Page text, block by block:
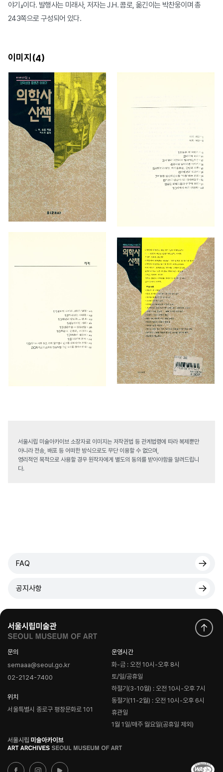
야기』이다. 발행사는 미래사, 저자는 J.H. 콤로, 옮긴이는 박찬웅이며 총
243쪽으로 구성되어 있다.
이미지(4)
서울시립 미술아카이브 소장자료 이미지는 저작권법 등 관계법령에 따라 복제뿐만
아니라 전송, 배포 등 어떠한 방식으로도 무단 이용할 수 없으며,
영리적인 목적으로 사용할 경우 원작자에게 별도의 동의를 받아야함을 알려드립니
다.
FAQ
공지사항
문의
semaaa@seoul.go.kr
02-2124-7400
위치
서울특별시 종로구 평창문화로 101
운영시간
화-금 : 오전 10시-오후 8시
토/일/공휴일
하절기(3-10월) : 오전 10시-오후 7시
동절기(11-2월) : 오전 10시-오후 6시
휴관일
1월 1일/매주 월요일(공휴일 제외)
로
고